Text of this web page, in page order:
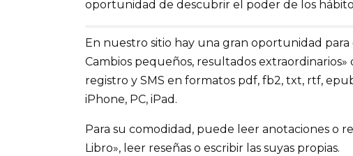
oportunidad de descubrir el poder de los
En nuestro sitio hay una gran oportunidad para
Cambios pequeños, resultados extraordinarios»
registro y SMS en formatos pdf, fb2, txt, rtf,
iPhone, PC, iPad.
Para su comodidad, puede leer anotaciones o
Libro», leer reseñas o escribir las suyas propias.